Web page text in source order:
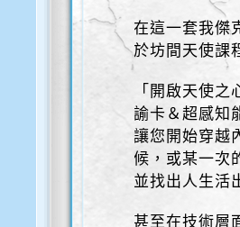
在這一套我傑
於坊間天使課
「開啟天使
諭卡＆超感知
讓您開始穿越
候，或某一次
並找出人生活
甚至在技術層